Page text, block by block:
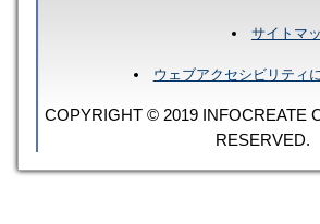
サイトマ
ウェブアクセシビリティ
COPYRIGHT © 2019 INFOCREATE
RESERVED.